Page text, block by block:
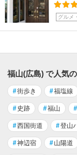
グルメ
福山(広島) で人気
#街歩き #福塩線
# 史跡 #福山 #
#西国街道 #登山
#神辺宿 # 山陽道